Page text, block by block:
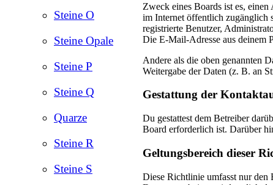
Steine O
Steine Opale
Steine P
Steine Q
Quarze
Steine R
Steine S
Zweck eines Boards ist es,
im Internet öffentlich zugänglich
registrierte Benutzer,
Die E-Mail-Adresse aus deinem
Andere als die oben genannten
Weitergabe der Daten (z. B. an
Gestattung der
Du gestattest dem Betreiber
Board erforderlich ist. Darüber
Geltungsbereich dieser
Diese Richtlinie umfasst nur den